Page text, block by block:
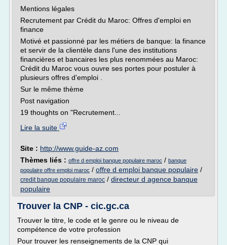
Mentions légales
Recrutement par Crédit du Maroc: Offres d'emploi en
finance
Motivé et passionné par les métiers de banque: la finance
et servir de la clientèle dans l'une des institutions
financières et bancaires les plus renommées au Maroc:
Crédit du Maroc vous ouvre ses portes pour postuler à
plusieurs offres d'emploi .
Sur le même thème
Post navigation
19 thoughts on "Recrutement...
Lire la suite
Site : http://www.guide-az.com
Thèmes liés : offre d emploi banque populaire maroc / banque
populaire offre emploi maroc / offre d emploi banque populaire /
credit banque populaire maroc / directeur d agence banque
populaire
Trouver la CNP - cic.gc.ca
Trouver le titre, le code et le genre ou le niveau de
compétence de votre profession
Pour trouver les renseignements de la CNP qui